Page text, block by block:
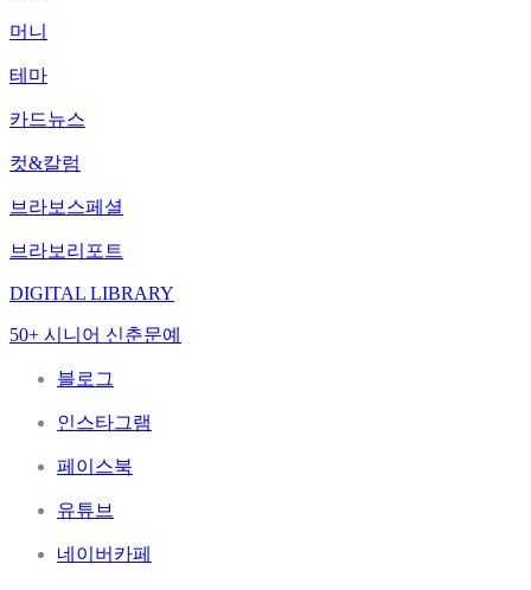
머니
테마
카드뉴스
컷&칼럼
브라보스페셜
브라보리포트
DIGITAL LIBRARY
50+ 시니어 신춘문예
블로그
인스타그램
페이스북
유튜브
네이버카페